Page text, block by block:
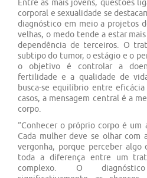
Entre as mais jovens, questões
corporal e sexualidade se
diagnóstico em meio a projetos
velhas, o medo tende a estar
dependência de terceiros. O
subtipo do tumor, o estágio e o
o objetivo é controlar a
fertilidade e a qualidade de
busca-se equilíbrio entre
casos, a mensagem central é a
corpo.
“Conhecer o próprio corpo é um
Cada mulher deve se olhar com
vergonha, porque perceber
toda a diferença entre um
complexo. O